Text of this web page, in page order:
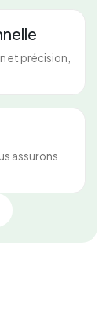
et précision,
assurons